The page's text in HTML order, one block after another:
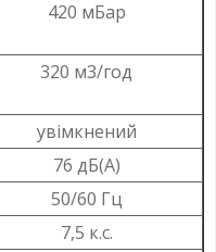
420 мБар
320 м3/год
увімкнений
76 дБ(А)
50/60 Гц
7,5 к.с.